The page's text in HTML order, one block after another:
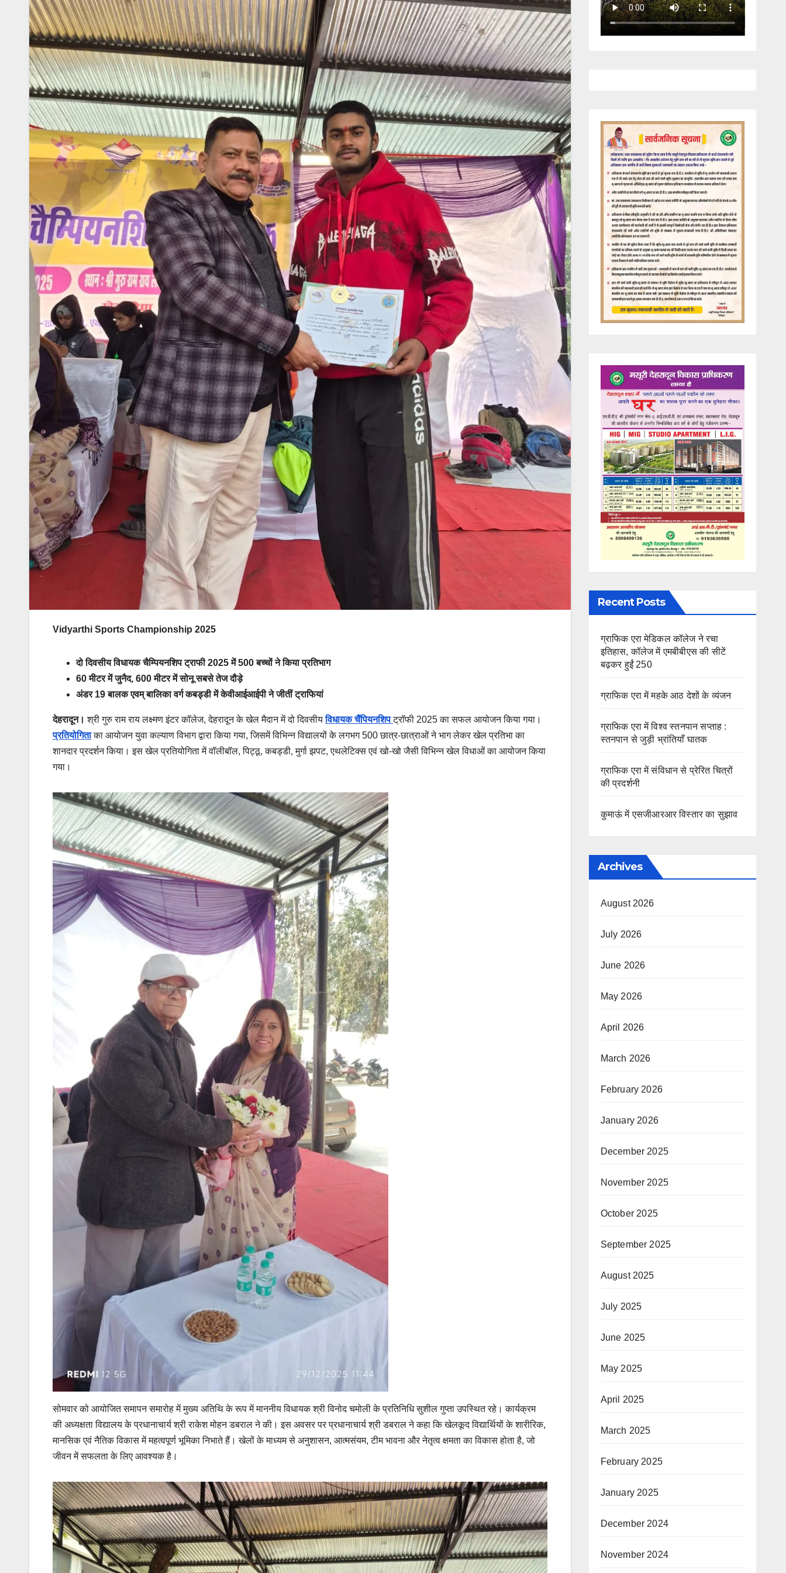
Vidyarthi Sports Championship 2025
दो दिवसीय विधायक चैम्पियनशिप ट्राफी 2025 में 500 बच्चों ने किया प्रतिभाग
60 मीटर में जुनैद, 600 मीटर में सोनू सबसे तेज दौड़े
अंडर 19 बालक एवम् बालिका वर्ग कबड्डी में केवीआईआईपी ने जीतीं ट्राफियां
देहरादून। श्री गुरु राम राय लक्ष्मण इंटर कॉलेज, देहरादून के खेल मैदान में दो दिवसीयविधायक चैंपियनशिपट्रॉफी 2025 का सफल आयोजन किया गया।
प्रतियोगिताका आयोजन युवा कल्याण विभाग द्वारा किया गया, जिसमें विभिन्न विद्यालयों के लगभग 500 छात्र-छात्राओं ने भाग लेकर खेल प्रतिभा का
शानदार प्रदर्शन किया। इस खेल प्रतियोगिता में वॉलीबॉल, पिट्ठू, कबड्डी, मुर्गा झपट, एथलेटिक्स एवं खो-खो जैसी विभिन्न खेल विधाओं का आयोजन किया
गया।
सोमवार को आयोजित समापन समारोह में मुख्य अतिथि के रूप में माननीय विधायक श्री विनोद चमोली के प्रतिनिधि सुशील गुप्ता उपस्थित रहे। कार्यक्रम
की अध्यक्षता विद्यालय के प्रधानाचार्य श्री राकेश मोहन डबराल ने की। इस अवसर पर प्रधानाचार्य श्री डबराल ने कहा कि खेलकूद विद्यार्थियों के शारीरिक,
मानसिक एवं नैतिक विकास में महत्वपूर्ण भूमिका निभाते हैं। खेलों के माध्यम से अनुशासन, आत्मसंयम, टीम भावना और नेतृत्व क्षमता का विकास होता है, जो
जीवन में सफलता के लिए आवश्यक है।
Recent Posts
ग्राफिक एरा मेडिकल कॉलेज ने रचा
इतिहास, कॉलेज में एमबीबीएस की सीटें
बढ़कर हुईं 250
ग्राफिक एरा में महके आठ देशों के व्यंजन
ग्राफिक एरा में विश्व स्तनपान सप्ताह :
स्तनपान से जुड़ी भ्रांतियाँ घातक
ग्राफिक एरा में संविधान से प्रेरित चित्रों
की प्रदर्शनी
कुमाऊं में एसजीआरआर विस्तार का सुझाव
Archives
August 2026
July 2026
June 2026
May 2026
April 2026
March 2026
February 2026
January 2026
December 2025
November 2025
October 2025
September 2025
August 2025
July 2025
June 2025
May 2025
April 2025
March 2025
February 2025
January 2025
December 2024
November 2024